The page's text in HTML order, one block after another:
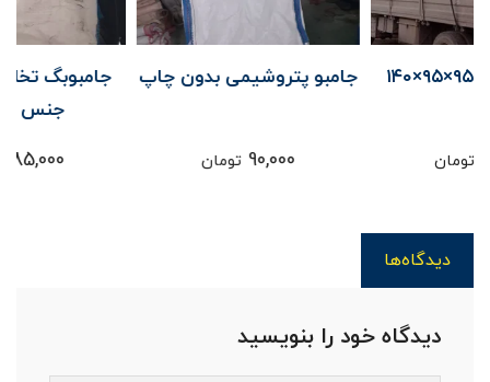
جامبو پتروشیمی بدون چاپ
جامبوبگ تخلیه شده اوره
دیدگاه‌ها
دیدگاه خود را بنویسید